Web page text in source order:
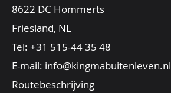
8622 DC Hommerts
Friesland, NL
Tel: +31 515-44 35 48
E-mail: info@kingmabuitenleven.nl
Routebeschrijving